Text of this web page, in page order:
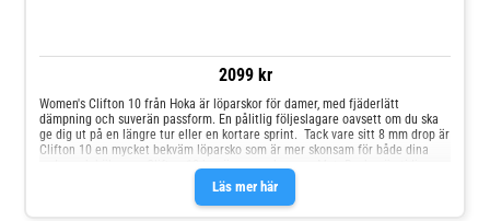
2099 kr
Läs mer här
Women's Clifton 10 från Hoka är löparskor för damer, med fjäderlätt
dämpning och suverän passform. En pålitlig följeslagare oavsett om du ska
ge dig ut på en längre tur eller en kortare sprint. Tack vare sitt 8 mm drop är
Clifton 10 en mycket bekväm löparsko som är mer skonsam för både dina
vader och hälsenor. Clifton 10 har även en skarpare MetaRocker än tidigare
modeller, vilket ger en bättre framfotsisättning och driv i steget. Den ”vagg”
formade geometrin erbjuder en mer effektiv stegprogression från
fotisättning till frånskjut, oavsett om du går eller springer. Passformen i